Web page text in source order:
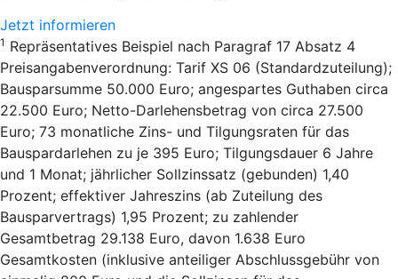
Jetzt informieren
1 Repräsentatives Beispiel nach Paragraf 17 Absatz 4
Preisangabenverordnung: Tarif XS 06 (Standardzuteilung);
Bausparsumme 50.000 Euro; angespartes Guthaben circa
22.500 Euro; Netto-Darlehensbetrag von circa 27.500
Euro; 73 monatliche Zins- und Tilgungsraten für das
Bauspardarlehen zu je 395 Euro; Tilgungsdauer 6 Jahre
und 1 Monat; jährlicher Sollzinssatz (gebunden) 1,40
Prozent; effektiver Jahreszins (ab Zuteilung des
Bausparvertrags) 1,95 Prozent; zu zahlender
Gesamtbetrag 29.138 Euro, davon 1.638 Euro
Gesamtkosten (inklusive anteiliger Abschlussgebühr von